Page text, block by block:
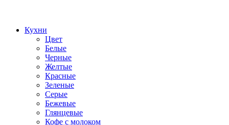
Кухни
Цвет
Белые
Черные
Желтые
Красные
Зеленые
Серые
Бежевые
Глянцевые
Кофе с молоком